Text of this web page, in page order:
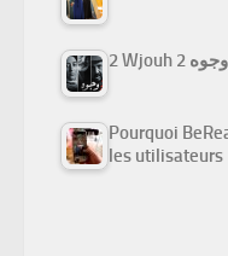
2 Wjouh 2 وجوه
Pourquoi
les utilisateurs